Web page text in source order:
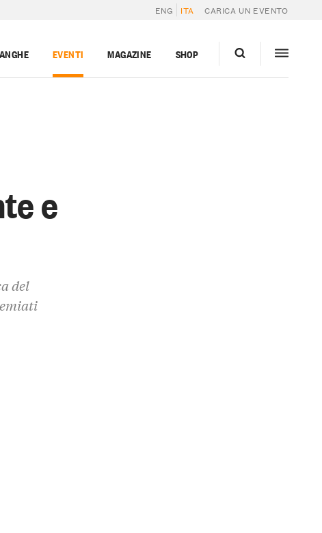
ENG ITA CARICA UN EVENTO
EVENTI MAGAZINE SHOP
e
del